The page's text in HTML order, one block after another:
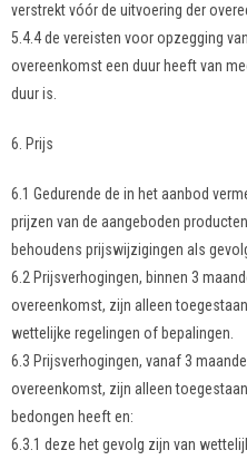
verstrekt vóór de uitvoering der
5.4.4 de vereisten voor opzegging
overeenkomst een duur heeft van
duur is.
6. Prijs
6.1 Gedurende de in het aanbod
prijzen van de aangeboden
behoudens prijswijzigingen als
6.2 Prijsverhogingen, binnen 3
overeenkomst, zijn alleen
wettelijke regelingen of bepalingen.
6.3 Prijsverhogingen, vanaf 3
overeenkomst, zijn alleen
bedongen heeft en:
6.3.1 deze het gevolg zijn van